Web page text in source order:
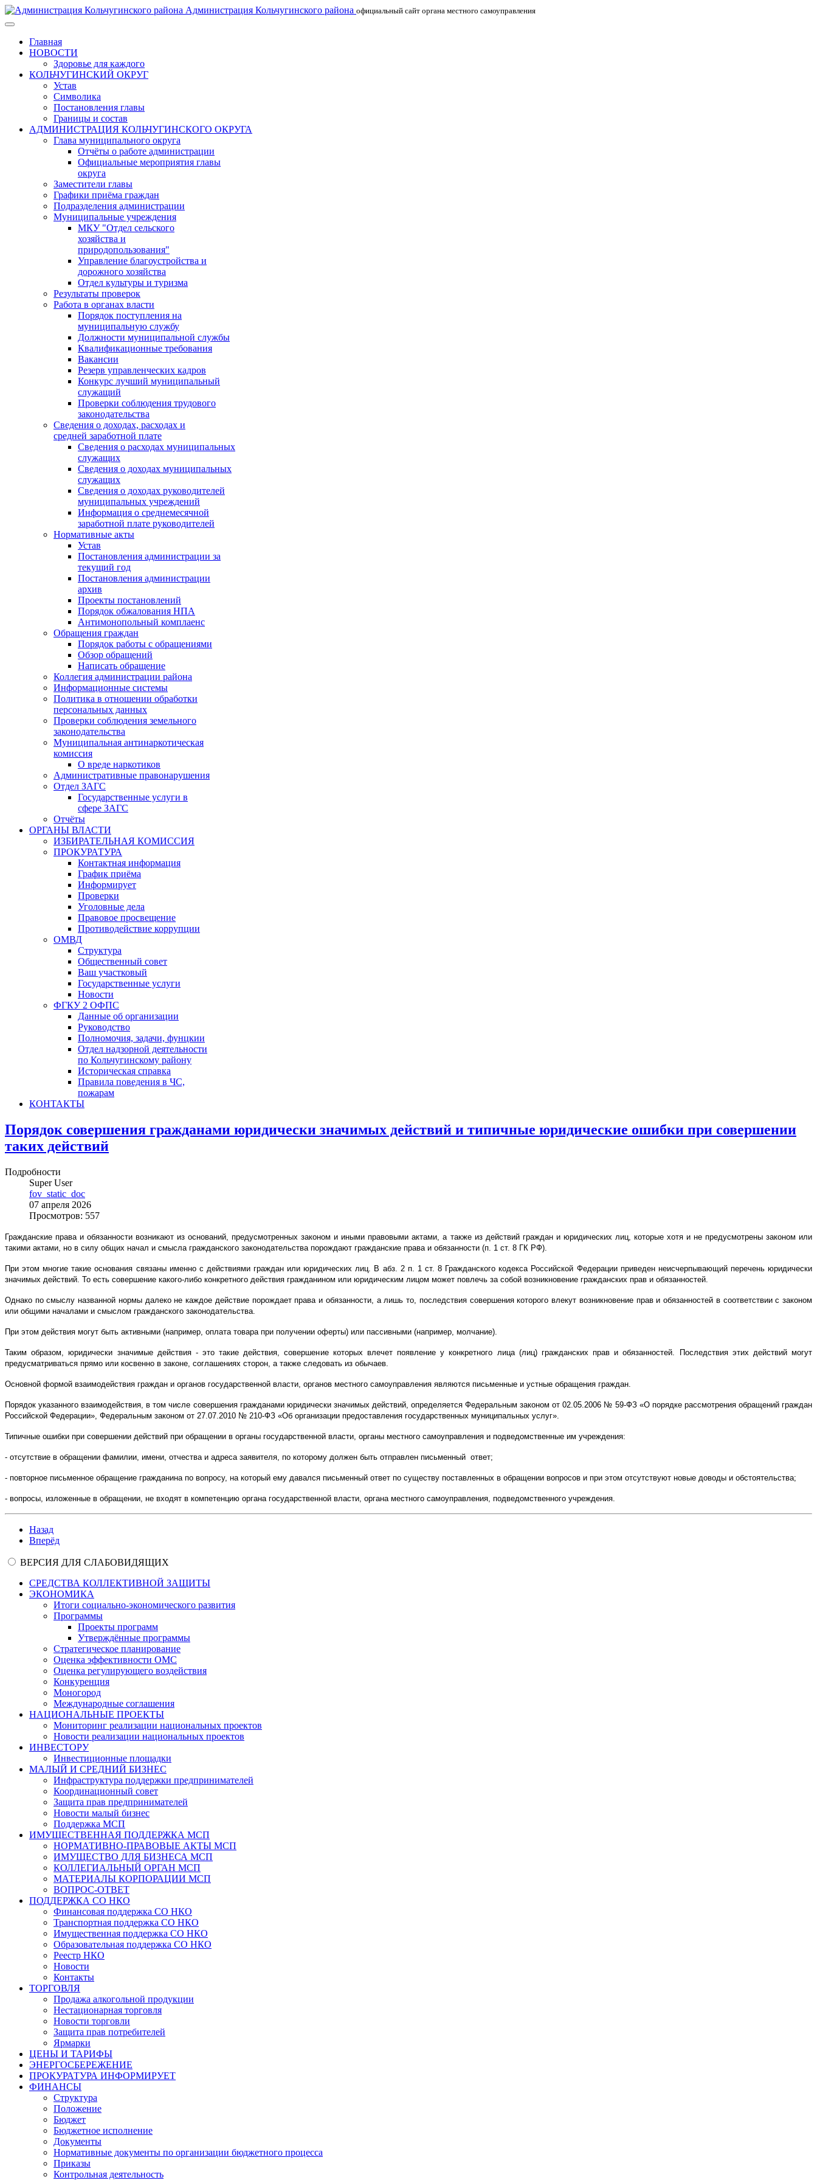
Администрация Кольчугинского района официальный сайт органа местного самоуправления
Главная
НОВОСТИ
Здоровье для каждого
КОЛЬЧУГИНСКИЙ ОКРУГ
Устав
Символика
Постановления главы
Границы и состав
АДМИНИСТРАЦИЯ КОЛЬЧУГИНСКОГО ОКРУГА
Глава муниципального округа
Отчёты о работе администрации
Официальные мероприятия главы
округа
Заместители главы
Графики приёма граждан
Подразделения администрации
Муниципальные учреждения
МКУ "Отдел сельского
хозяйства и
природопользования"
Управление благоустройства и
дорожного хозяйства
Отдел культуры и туризма
Результаты проверок
Работа в органах власти
Порядок поступления на
муниципальную службу
Должности муниципальной службы
Квалификационные требования
Вакансии
Резерв управленческих кадров
Конкурс лучший муниципальный
служащий
Проверки соблюдения трудового
законодательства
Сведения о доходах, расходах и
средней заработной плате
Сведения о расходах муниципальных
служащих
Сведения о доходах муниципальных
служащих
Сведения о доходах руководителей
муниципальных учреждений
Информация о среднемесячной
заработной плате руководителей
Нормативные акты
Устав
Постановления администрации за
текущий год
Постановления администрации
архив
Проекты постановлений
Порядок обжалования НПА
Антимонопольный комплаенс
Обращения граждан
Порядок работы с обращениями
Обзор обращений
Написать обращение
Коллегия администрации района
Информационные системы
Политика в отношении обработки
персональных данных
Проверки соблюдения земельного
законодательства
Муниципальная антинаркотическая
комиссия
О вреде наркотиков
Административные правонарушения
Отдел ЗАГС
Государственные услуги в
сфере ЗАГС
Отчёты
ОРГАНЫ ВЛАСТИ
ИЗБИРАТЕЛЬНАЯ КОМИССИЯ
ПРОКУРАТУРА
Контактная информация
График приёма
Информирует
Проверки
Уголовные дела
Правовое просвещение
Противодействие коррупции
ОМВД
Структура
Общественный совет
Ваш участковый
Государственные услуги
Новости
ФГКУ 2 ОФПС
Данные об организации
Руководство
Полномочия, задачи, фунцкии
Отдел надзорной деятельности
по Кольчугинскому району
Историческая справка
Правила поведения в ЧС,
пожарам
КОНТАКТЫ
Порядок совершения гражданами юридически значимых действий и типичные юридические ошибки при совершении
таких действий
Подробности
Super User
fov_static_doc
07 апреля 2026
Просмотров: 557
Гражданские права и обязанности возникают из оснований, предусмотренных законом и иными правовыми актами, а также из действий граждан и юридических лиц, которые хотя и не предусмотрены законом или
такими актами, но в силу общих начал и смысла гражданского законодательства порождают гражданские права и обязанности (п. 1 ст. 8 ГК РФ).
При этом многие такие основания связаны именно с действиями граждан или юридических лиц. В абз. 2 п. 1 ст. 8 Гражданского кодекса Российской Федерации приведен неисчерпывающий перечень юридически
значимых действий. То есть совершение какого-либо конкретного действия гражданином или юридическим лицом может повлечь за собой возникновение гражданских прав и обязанностей.
Однако по смыслу названной нормы далеко не каждое действие порождает права и обязанности, а лишь то, последствия совершения которого влекут возникновение прав и обязанностей в соответствии с законом
или общими началами и смыслом гражданского законодательства.
При этом действия могут быть активными (например, оплата товара при получении оферты) или пассивными (например, молчание).
Таким образом, юридически значимые действия - это такие действия, совершение которых влечет появление у конкретного лица (лиц) гражданских прав и обязанностей. Последствия этих действий могут
предусматриваться прямо или косвенно в законе, соглашениях сторон, а также следовать из обычаев.
Основной формой взаимодействия граждан и органов государственной власти, органов местного самоуправления являются письменные и устные обращения граждан.
Порядок указанного взаимодействия, в том числе совершения гражданами юридически значимых действий, определяется Федеральным законом от 02.05.2006 № 59-ФЗ «О порядке рассмотрения обращений граждан
Российской Федерации», Федеральным законом от 27.07.2010 № 210-ФЗ «Об организации предоставления государственных муниципальных услуг».
Типичные ошибки при совершении действий при обращении в органы государственной власти, органы местного самоуправления и подведомственные им учреждения:
- отсутствие в обращении фамилии, имени, отчества и адреса заявителя, по которому должен быть отправлен письменный ответ;
- повторное письменное обращение гражданина по вопросу, на который ему давался письменный ответ по существу поставленных в обращении вопросов и при этом отсутствуют новые доводы и обстоятельства;
- вопросы, изложенные в обращении, не входят в компетенцию органа государственной власти, органа местного самоуправления, подведомственного учреждения.
Назад
Вперёд
ВЕРСИЯ ДЛЯ СЛАБОВИДЯЩИХ
СРЕДСТВА КОЛЛЕКТИВНОЙ ЗАЩИТЫ
ЭКОНОМИКА
Итоги социально-экономического развития
Программы
Проекты программ
Утверждённые программы
Стратегическое планирование
Оценка эффективности ОМС
Оценка регулирующего воздействия
Конкуренция
Моногород
Международные соглашения
НАЦИОНАЛЬНЫЕ ПРОЕКТЫ
Мониторинг реализации национальных проектов
Новости реализации национальных проектов
ИНВЕСТОРУ
Инвестиционные площадки
МАЛЫЙ И СРЕДНИЙ БИЗНЕС
Инфраструктура поддержки предпринимателей
Координационный совет
Защита прав предпринимателей
Новости малый бизнес
Поддержка МСП
ИМУЩЕСТВЕННАЯ ПОДДЕРЖКА МСП
НОРМАТИВНО-ПРАВОВЫЕ АКТЫ МСП
ИМУЩЕСТВО ДЛЯ БИЗНЕСА МСП
КОЛЛЕГИАЛЬНЫЙ ОРГАН МСП
МАТЕРИАЛЫ КОРПОРАЦИИ МСП
ВОПРОС-ОТВЕТ
ПОДДЕРЖКА СО НКО
Финансовая поддержка СО НКО
Транспортная поддержка СО НКО
Имущественная поддержка СО НКО
Образовательная поддержка СО НКО
Реестр НКО
Новости
Контакты
ТОРГОВЛЯ
Продажа алкогольной продукции
Нестационарная торговля
Новости торговли
Защита прав потребителей
Ярмарки
ЦЕНЫ И ТАРИФЫ
ЭНЕРГОСБЕРЕЖЕНИЕ
ПРОКУРАТУРА ИНФОРМИРУЕТ
ФИНАНСЫ
Структура
Положение
Бюджет
Бюджетное исполнение
Документы
Нормативные документы по организации бюджетного процесса
Приказы
Контрольная деятельность